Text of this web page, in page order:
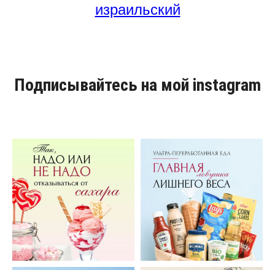
израильский
Подписывайтесь на мой instagram